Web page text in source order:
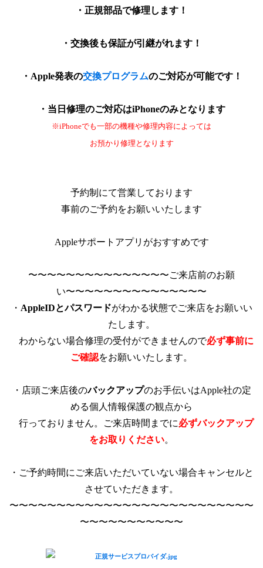
・正規部品で修理します！
・交換後も保証が引継がれます！
・Apple発表の交換プログラムのご対応が可能です！
・当日修理のご対応はiPhoneのみとなります
※iPhoneでも一部の機種や修理内容によっては
お預かり修理となります
予約制にて営業しております
事前のご予約をお願いいたします
Appleサポートアプリがおすすめです
〜〜〜〜〜〜〜〜〜〜〜〜〜〜〜ご来店前のお願
い〜〜〜〜〜〜〜〜〜〜〜〜〜〜〜
・ AppleIDとパスワードがわかる状態でご来店をお願いい
たします。
わからない場合修理の受付ができませんので必ず事前に
ご確認をお願いいたします。
・店頭ご来店後のバックアップのお手伝いはApple社の定
める個人情報保護の観点から
行っておりません。ご来店時間までに必ずバックアップ
をお取りください。
・ご予約時間にご来店いただいていない場合キャンセルと
させていただきます。
〜〜〜〜〜〜〜〜〜〜〜〜〜〜〜〜〜〜〜〜〜〜〜〜〜〜
〜〜〜〜〜〜〜〜〜〜〜